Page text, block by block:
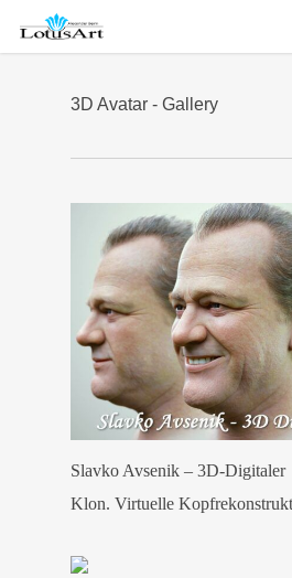
3D Avatar - Gallery
Slavko Avsenik – 3D-Digitaler
Klon. Virtuelle